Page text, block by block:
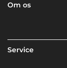
Om os
Service